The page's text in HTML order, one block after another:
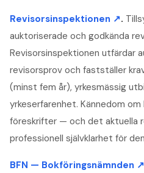
Revisorsinspektionen ↗.
auktoriserade och godkända
Revisorsinspektionen utfärdar
revisorsprov och fastställer
(minst fem år), yrkesmässig
yrkeserfarenhet. Kännedom
föreskrifter — och det aktuella
professionell självklarhet för
BFN — Bokföringsnämnden ↗